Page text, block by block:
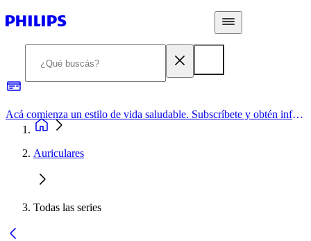
Acá comienza un estilo de vida saludable. Subscríbete y obtén información de primera mano
Auriculares
Todas las series